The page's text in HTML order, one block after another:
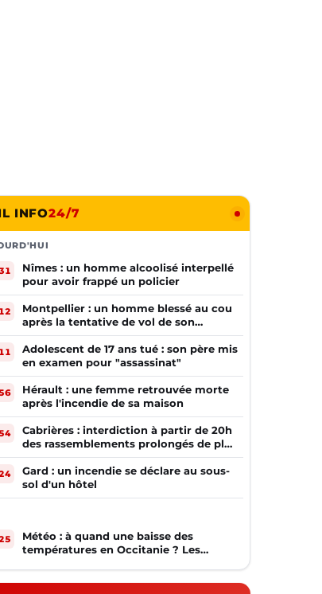
INFO24/7
Nîmes : un homme alcoolisé interpellé
pour avoir frappé un policier
Montpellier : un homme blessé au cou
après la tentative de vol de son
téléphone
Adolescent de 17 ans tué : son père mis
en examen pour "assassinat"
Hérault : une femme retrouvée morte
après l'incendie de sa maison
Cabrières : interdiction à partir de 20h
des rassemblements prolongés de plus
de deux mineurs non accompagnés
d'un adulte
Gard : un incendie se déclare au sous-
sol d'un hôtel
Météo : à quand une baisse des
températures en Occitanie ? Les